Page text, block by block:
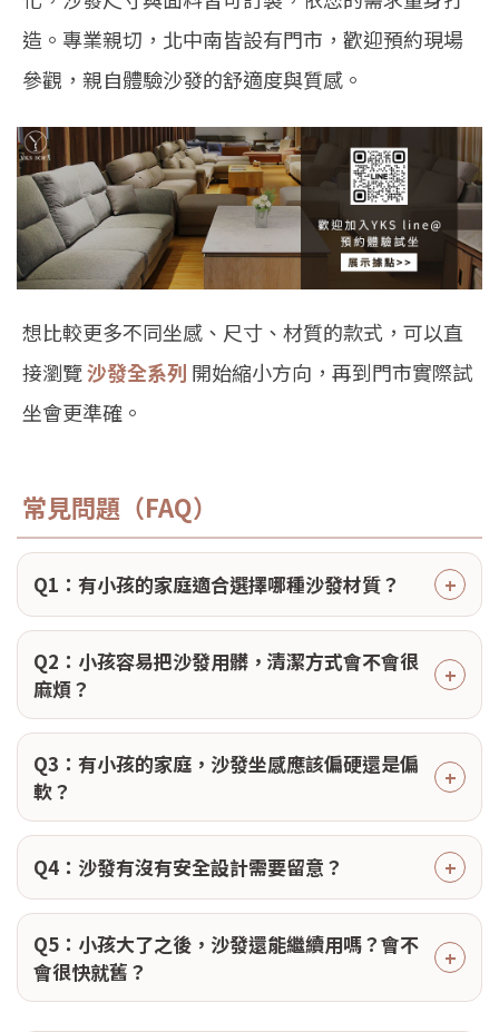
造。專業親切，北中南皆設有門市，歡迎預約現場
參觀，親自體驗沙發的舒適度與質感。
想比較更多不同坐感、尺寸、材質的款式，可以直
接瀏覽沙發全系列 開始縮小方向，再到門市實際試
坐會更準確。
常見問題（FAQ）
Q1：有小孩的家庭適合選擇哪種沙發材質？
Q2：小孩容易把沙發用髒，清潔方式會不會很
麻煩？
Q3：有小孩的家庭，沙發坐感應該偏硬還是偏
軟？
Q4：沙發有沒有安全設計需要留意？
Q5：小孩大了之後，沙發還能繼續用嗎？會不
會很快就舊？